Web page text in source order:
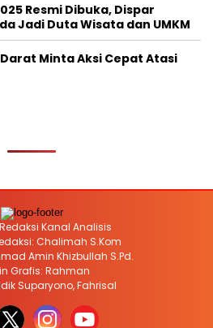
Resmi Dibuka, Dispar
Jadi Duta Wisata dan UMKM
Minta Aksi Cepat Atasi
Kanal Analisis
Chalimah S.Kom
Amin Khizbullah S.Pd.
Grafis: Rahman
Suparyono, Fahrisal